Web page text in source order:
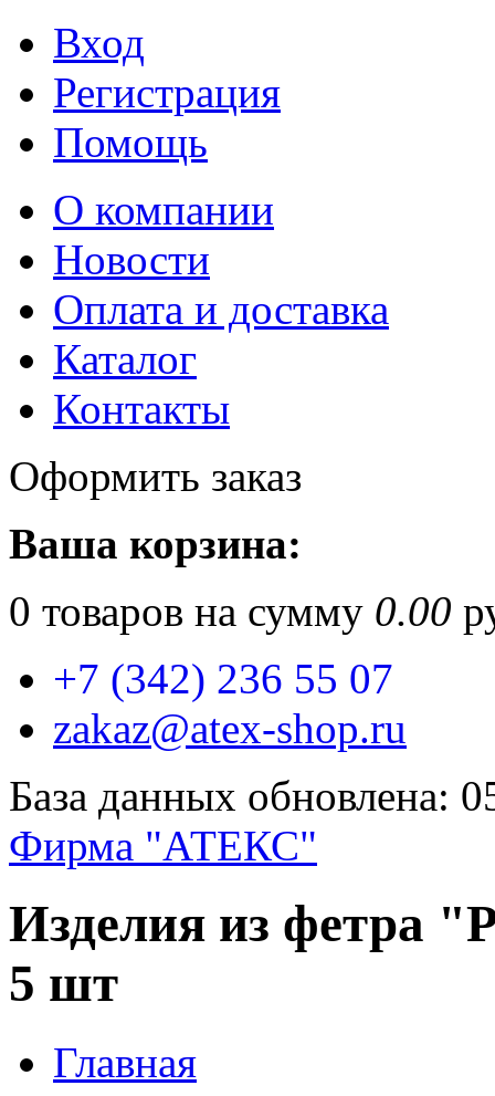
Вход
Регистрация
Помощь
О компании
Новости
Оплата и доставка
Каталог
Контакты
Оформить заказ
Ваша корзина:
0 товаров на сумму 0.00
+7 (342) 236 55 07
zakaz@atex-shop.ru
База данных обновлена:
Фирма "АТЕКС"
Изделия из фетра
5 шт
Главная